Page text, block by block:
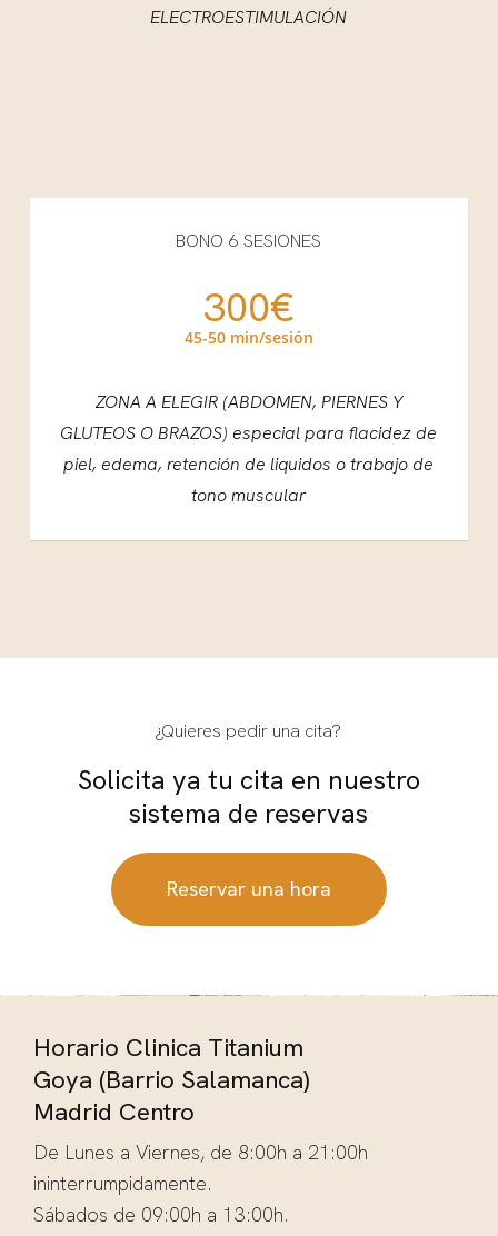
ELECTROESTIMULACIÓN
BONO 6 SESIONES
300€
45-50 min/sesión
ZONA A ELEGIR (ABDOMEN, PIERNES Y
GLUTEOS O BRAZOS) especial para flacidez de
piel, edema, retención de liquidos o trabajo de
tono muscular
¿Quieres pedir una cita?
Solicita ya tu cita en nuestro
sistema de reservas
Reservar una hora
Horario Clinica Titanium
Goya (Barrio Salamanca)
Madrid Centro
De Lunes a Viernes, de 8:00h a 21:00h
ininterrumpidamente.
Sábados de 09:00h a 13:00h.